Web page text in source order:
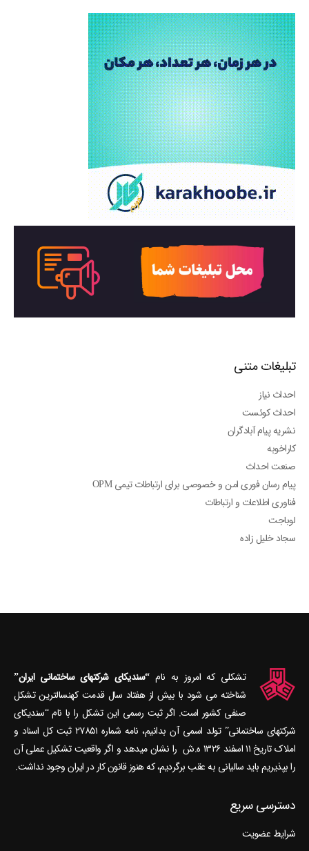
تبلیغات متنی
احداث نیاز
احداث کوئست
نشریه پیام آبادگران
کاراخوبه
صنعت احداث
پیام رسان فوری امن و خصوصی برای ارتباطات تیمی OPM
فناوری اطلاعات و ارتباطات
لوباجت
سجاد خلیل زاده
تشکلی که امروز به نام“سندیکای شرکتهای ساختمانی ایران”
شناخته می‎ شود با بیش از هفتاد سال قدمت کهنسال‎ترین تشکل
صنفی کشور است. اگر ثبت رسمی این تشکل را با نام “سندیکای
شرکتهای ساختمانی” تولد اسمی آن بدانیم، نامه شماره ۲۷۸۵۱ ثبت کل اسناد و
املاک تاریخ ۱۱ اسفند ۱۳۲۶ ه.ش را نشان می‎دهد و اگر واقعیت تشکیل عملی آن
را بپذیریم باید سالیانی به عقب برگردیم، که هنوز قانون کار در ایران وجود نداشت.
دسترسی سریع
شرایط عضویت